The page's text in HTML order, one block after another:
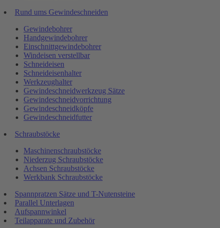
Rund ums Gewindeschneiden
Gewindebohrer
Handgewindebohrer
Einschnittgewindebohrer
Windeisen verstellbar
Schneideisen
Schneideisenhalter
Werkzeughalter
Gewindeschneidwerkzeug Sätze
Gewindeschneidvorrichtung
Gewindeschneidköpfe
Gewindeschneidfutter
Schraubstöcke
Maschinenschraubstöcke
Niederzug Schraubstöcke
Achsen Schraubstöcke
Werkbank Schraubstöcke
Spannpratzen Sätze und T-Nutensteine
Parallel Unterlagen
Aufspannwinkel
Teilapparate und Zubehör